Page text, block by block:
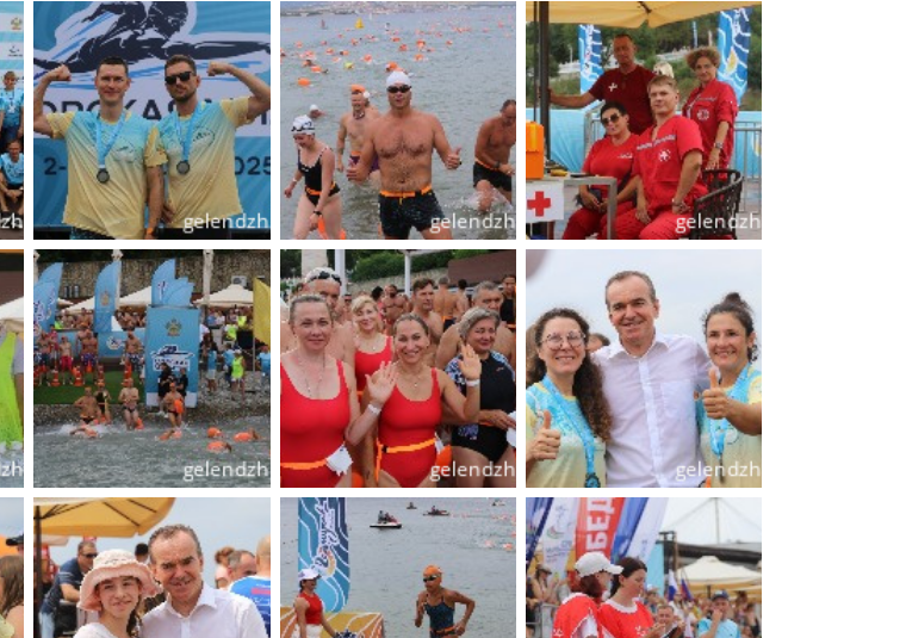
имуществе и обязательствах
имущественного характера
План работы и график сессий
ОБРАЩЕНИЯ
Написать обращение
Просмотр своего обращения
Установленные формы
обращений
Порядок и время приема
Порядок обжалования
Обзоры обращений лиц
Законодательная карта
Порядок оказания бесплатной
юридической помощи
Муниципальное имущество
Муниципально-частное
партнёрство
Региональный государственный
контроль
Документы о выявлении
правообладателей ранее
учтенных объектов
недвижимости
КСП
Общая информация
Контрольно-ревизионная и
экспертно-аналитическая
деятельность
Противодействие коррупции
Муниципальная служба
Информация о закупках товаров,
работ, услуг